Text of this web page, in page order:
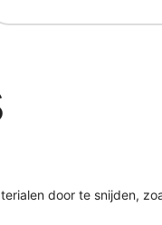
door te snijden,